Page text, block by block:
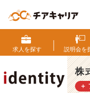
さ
な
革
新
を
重
求人を探す 説明会を
株
＋